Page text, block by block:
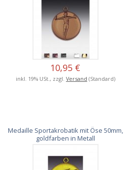
10,95 €
inkl. 19% USt., zzgl. Versand (Standard)
Medaille Sportakrobatik mit Öse 50mm,
goldfarben in Metall